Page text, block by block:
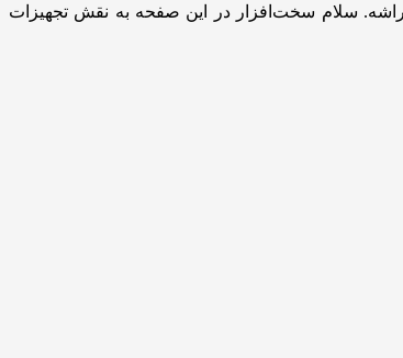
سلام سخت‌افزار در این صفحه به نقش تجهیزات